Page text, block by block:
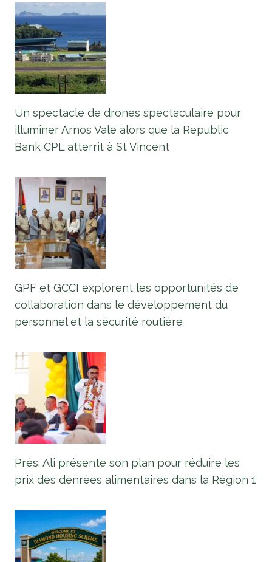
Un spectacle de drones spectaculaire pour
illuminer Arnos Vale alors que la Republic
Bank CPL atterrit à St Vincent
GPF et GCCI explorent les opportunités de
collaboration dans le développement du
personnel et la sécurité routière
Prés. Ali présente son plan pour réduire les
prix des denrées alimentaires dans la Région 1